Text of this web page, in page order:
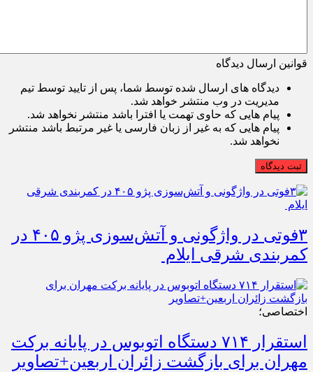
قوانین ارسال دیدگاه
دیدگاه های ارسال شده توسط شما، پس از تایید توسط تیم
مدیریت در وب منتشر خواهد شد.
پیام هایی که حاوی تهمت یا افترا باشد منتشر نخواهد شد.
پیام هایی که به غیر از زبان فارسی یا غیر مرتبط باشد منتشر
نخواهد شد.
ثبت دیدگاه
۳فوتی در واژگونی و آتش‌سوزی پژو ۴۰۵ در
کمربندی شرقی ایلام
اختصاصی؛
استقرار ۷۱۴ دستگاه اتوبوس در پایانه برکت
مهران برای بازگشت زائران اربعین+تصاویر